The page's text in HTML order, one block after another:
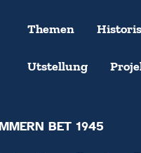
Themen
Utstellung
BET 1945